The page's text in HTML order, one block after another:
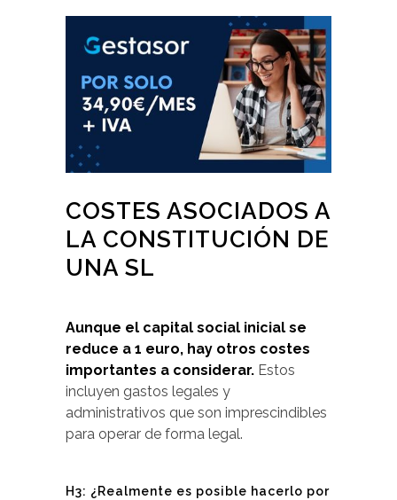
COSTES ASOCIADOS A
LA CONSTITUCIÓN DE
UNA SL
Aunque el capital social inicial se
reduce a 1 euro, hay otros costes
importantes a considerar. Estos
incluyen gastos legales y
administrativos que son imprescindibles
para operar de forma legal.
H3: ¿Realmente es posible hacerlo por